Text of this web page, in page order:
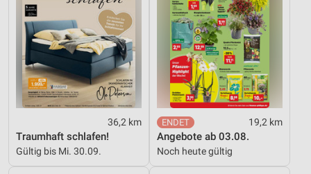
36,2 km
Traumhaft schlafen!
Gültig bis Mi. 30.09.
19,2 km
Angebote ab 03.08.
Noch heute gültig